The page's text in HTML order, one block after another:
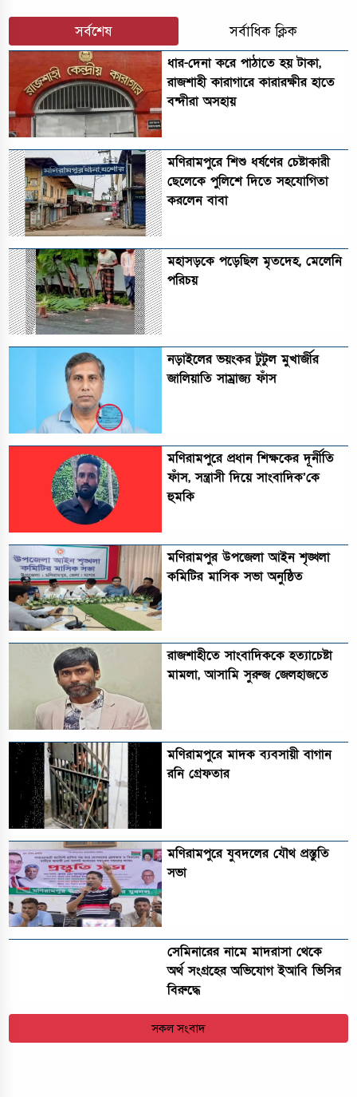
সর্বশেষ সর্বাধিক ক্লিক
ধার-দেনা করে পাঠাতে হয় টাকা,
রাজশাহী কারাগারে কারারক্ষীর হাতে
বন্দীরা অসহায়
মণিরামপুরে শিশু ধর্ষণের চেষ্টাকারী
ছেলেকে পুলিশে দিতে সহযোগিতা
করলেন বাবা
মহাসড়কে পড়েছিল মৃতদেহ, মেলেনি
পরিচয়
নড়াইলের ভয়ংকর টুটুল মুখার্জীর
জালিয়াতি সাম্রাজ্য ফাঁস
মণিরামপুরে প্রধান শিক্ষকের দূর্নীতি
ফাঁস, সন্ত্রাসী দিয়ে সাংবাদিক’কে
হুমকি
মণিরামপুর উপজেলা আইন শৃঙ্খলা
কমিটির মাসিক সভা অনুষ্ঠিত‎‎
রাজশাহীতে সাংবাদিককে হত্যাচেষ্টা
মামলা, আসামি সুরুজ জেলহাজতে
মণিরামপুরে মাদক ব্যবসায়ী বাগান
রনি গ্রেফতার
মণিরামপুরে যুবদলের যৌথ প্রস্তুতি
সভা
সেমিনারের নামে মাদরাসা থেকে
অর্থ সংগ্রহের অভিযোগ ইআবি ভিসির
বিরুদ্ধে
সকল সংবাদ